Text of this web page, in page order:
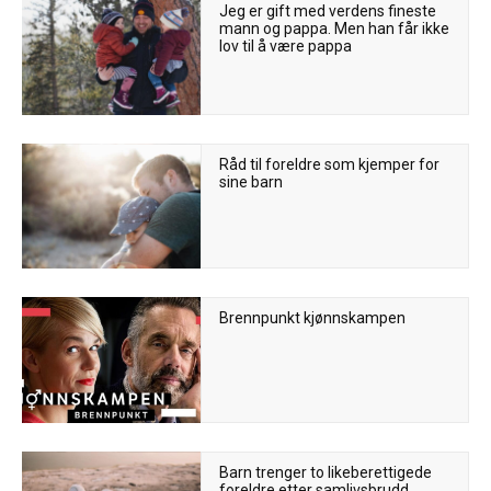
Jeg er gift med verdens fineste
mann og pappa. Men han får ikke
lov til å være pappa
Råd til foreldre som kjemper for
sine barn
Brennpunkt kjønnskampen
Barn trenger to likeberettigede